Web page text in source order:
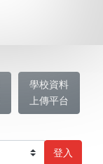
學校資料
上傳平台
登入